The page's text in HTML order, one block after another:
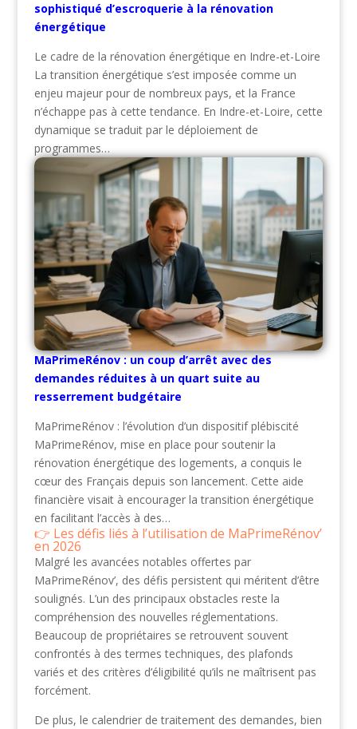
sophistiqué d’escroquerie à la rénovation
énergétique
Le cadre de la rénovation énergétique en Indre-et-Loire
La transition énergétique s’est imposée comme un
enjeu majeur pour de nombreux pays, et la France
n’échappe pas à cette tendance. En Indre-et-Loire, cette
dynamique se traduit par le déploiement de
programmes…
MaPrimeRénov : un coup d’arrêt avec des
demandes réduites à un quart suite au
resserrement budgétaire
MaPrimeRénov : l’évolution d’un dispositif plébiscité
MaPrimeRénov, mise en place pour soutenir la
rénovation énergétique des logements, a conquis le
cœur des Français depuis son lancement. Cette aide
financière visait à encourager la transition énergétique
en facilitant l’accès à des…
Les défis liés à l’utilisation de MaPrimeRénov’
en 2026
Malgré les avancées notables offertes par
MaPrimeRénov’, des défis persistent qui méritent d’être
soulignés. L’un des principaux obstacles reste la
compréhension des nouvelles réglementations.
Beaucoup de propriétaires se retrouvent souvent
confrontés à des termes techniques, des plafonds
variés et des critères d’éligibilité qu’ils ne maîtrisent pas
forcément.
De plus, le calendrier de traitement des demandes, bien